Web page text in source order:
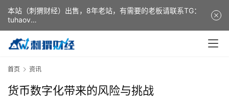
首页 资讯
货币数字化带来的风险与挑战
本站（刺猬财经）出售，8年老站，有需要的老板请联系TG：
tuhaov
This website (ciweicaijing) is for sale. It is a 8-year-old
website. If you need it, please contact TG: tuhaov